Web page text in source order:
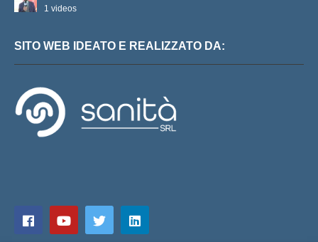
1 videos
SITO WEB IDEATO E REALIZZATO DA: